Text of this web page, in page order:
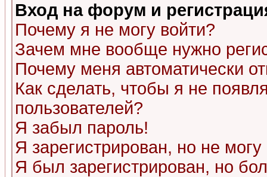
Вход на форум и
Почему я не могу войти?
Зачем мне вообще нужно
Почему меня автоматически
Как сделать, чтобы я не
пользователей?
Я забыл пароль!
Я зарегистрирован, но не могу
Я был зарегистрирован, но